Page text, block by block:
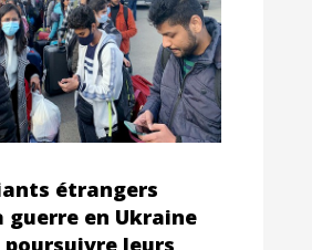
étrangers
en Ukraine
leurs